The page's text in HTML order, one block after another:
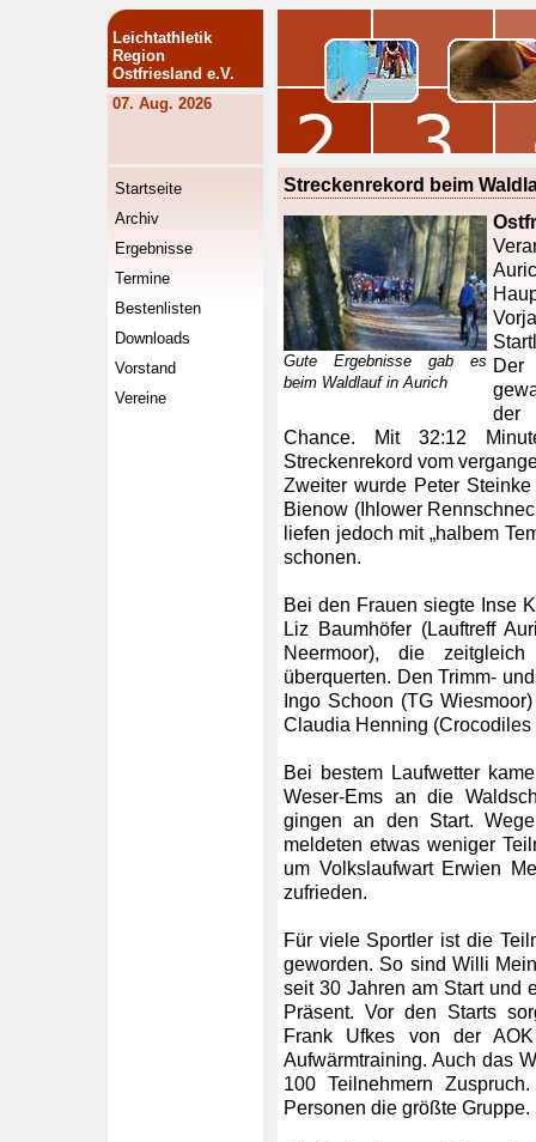
Leichtathletik
Region
Ostfriesland e.V.
07. Aug. 2026
Startseite
Archiv
Ergebnisse
Termine
Bestenlisten
Downloads
Vorstand
Vereine
Streckenrekord beim
Gute Ergebnisse gab es
beim Waldlauf in Aurich
Der
der
Chance. Mit 32:12
Streckenrekord vom
Zweiter wurde Peter
Bienow (Ihlower
liefen jedoch mit „halbem
schonen.
Bei den Frauen siegte Inse
Liz Baumhöfer (Lauftreff
Neermoor), die
überquerten. Den Trimm-
Ingo Schoon (TG
Claudia Henning
Bei bestem Laufwetter
Weser-Ems an die
gingen an den Start.
meldeten etwas weniger
um Volkslaufwart Erwien
zufrieden.
Für viele Sportler ist die
geworden. So sind Willi
seit 30 Jahren am Start und
Präsent. Vor den Starts
Frank Ufkes von der
Aufwärmtraining. Auch das
100 Teilnehmern
Personen die größte Gruppe.